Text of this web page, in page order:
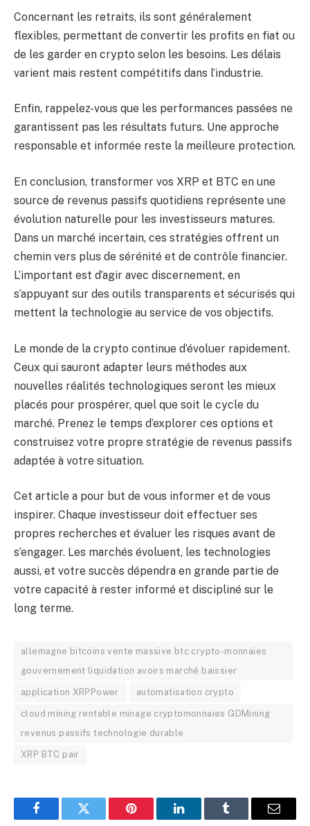
Concernant les retraits, ils sont généralement
flexibles, permettant de convertir les profits en fiat ou
de les garder en crypto selon les besoins. Les délais
varient mais restent compétitifs dans l’industrie.
Enfin, rappelez-vous que les performances passées ne
garantissent pas les résultats futurs. Une approche
responsable et informée reste la meilleure protection.
En conclusion, transformer vos XRP et BTC en une
source de revenus passifs quotidiens représente une
évolution naturelle pour les investisseurs matures.
Dans un marché incertain, ces stratégies offrent un
chemin vers plus de sérénité et de contrôle financier.
L’important est d’agir avec discernement, en
s’appuyant sur des outils transparents et sécurisés qui
mettent la technologie au service de vos objectifs.
Le monde de la crypto continue d’évoluer rapidement.
Ceux qui sauront adapter leurs méthodes aux
nouvelles réalités technologiques seront les mieux
placés pour prospérer, quel que soit le cycle du
marché. Prenez le temps d’explorer ces options et
construisez votre propre stratégie de revenus passifs
adaptée à votre situation.
Cet article a pour but de vous informer et de vous
inspirer. Chaque investisseur doit effectuer ses
propres recherches et évaluer les risques avant de
s’engager. Les marchés évoluent, les technologies
aussi, et votre succès dépendra en grande partie de
votre capacité à rester informé et discipliné sur le
long terme.
allemagne bitcoins vente massive btc crypto-monnaies
gouvernement liquidation avoirs marché baissier
application XRPPower automatisation crypto
cloud mining rentable minage cryptomonnaies GDMining
revenus passifs technologie durable
XRP BTC pair
FacebookTwitter Pinterest LinkedInTumblr Email